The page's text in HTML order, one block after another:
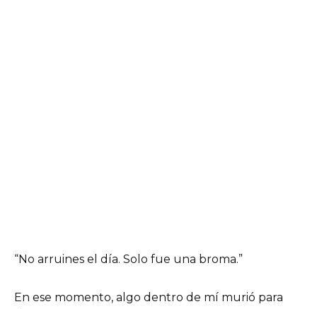
“No arruines el día. Solo fue una broma.”
En ese momento, algo dentro de mí murió para